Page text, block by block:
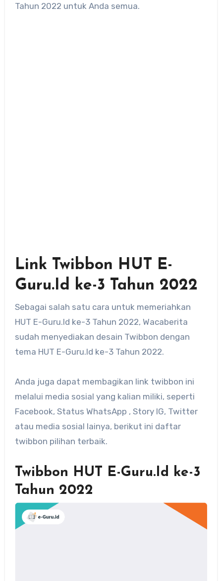
Tahun 2022 untuk Anda semua.
Link Twibbon HUT E-
Guru.Id ke-3 Tahun 2022
Sebagai salah satu cara untuk memeriahkan
HUT E-Guru.Id ke-3 Tahun 2022, Wacaberita
sudah menyediakan desain Twibbon dengan
tema HUT E-Guru.Id ke-3 Tahun 2022.
Anda juga dapat membagikan link twibbon ini
melalui media sosial yang kalian miliki, seperti
Facebook, Status WhatsApp , Story IG, Twitter
atau media sosial lainya, berikut ini daftar
twibbon pilihan terbaik.
Twibbon HUT E-Guru.Id ke-3
Tahun 2022